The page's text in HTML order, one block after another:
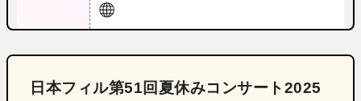
日本フィル第51回夏休みコンサート2025